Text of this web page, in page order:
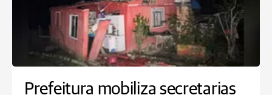
Prefeitura mobiliza secretarias